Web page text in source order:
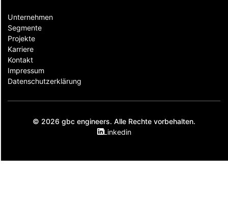
Unternehmen
Segmente
Projekte
Karriere
Kontakt
Impressum
Datenschutzerklärung
© 2026 gbc engineers. Alle Rechte vorbehalten.
Linkedin